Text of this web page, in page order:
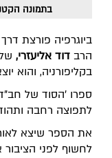
בתמונה
ביוגרפיה פורצת
הרב דוד אליעזרי,
בקליפורניה, והוא
ספרו 'הסוד של
לתפוצה רחבה
את הספר שיצא לאור
לחשוף לפני